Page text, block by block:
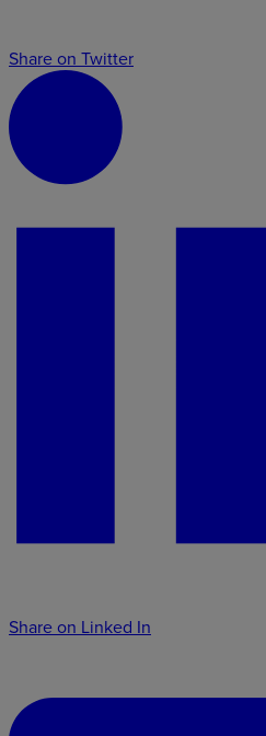
Share on Twitter
Share on Linked In